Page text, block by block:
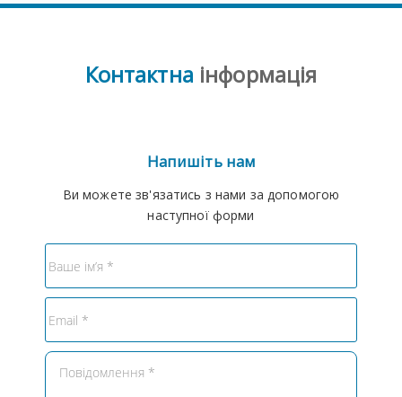
Контактна інформація
Напишіть нам
Ви можете зв'язатись з нами за допомогою
наступної форми